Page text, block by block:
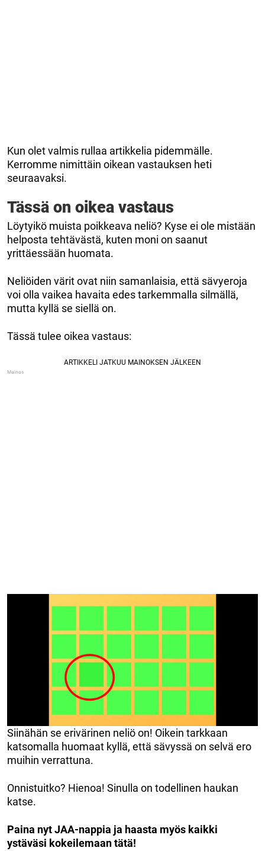
Kun olet valmis rullaa artikkelia pidemmälle.
Kerromme nimittäin oikean vastauksen heti
seuraavaksi.
Tässä on oikea vastaus
Löytyikö muista poikkeava neliö? Kyse ei ole mistään
helposta tehtävästä, kuten moni on saanut
yrittäessään huomata.
Neliöiden värit ovat niin samanlaisia, että sävyeroja
voi olla vaikea havaita edes tarkemmalla silmällä,
mutta kyllä se siellä on.
Tässä tulee oikea vastaus:
Siinähän se erivärinen neliö on! Oikein tarkkaan
katsomalla huomaat kyllä, että sävyssä on selvä ero
muihin verrattuna.
Onnistuitko? Hienoa! Sinulla on todellinen haukan
katse.
Paina nyt JAA-nappia ja haasta myös kaikki
ystäväsi kokeilemaan tätä!